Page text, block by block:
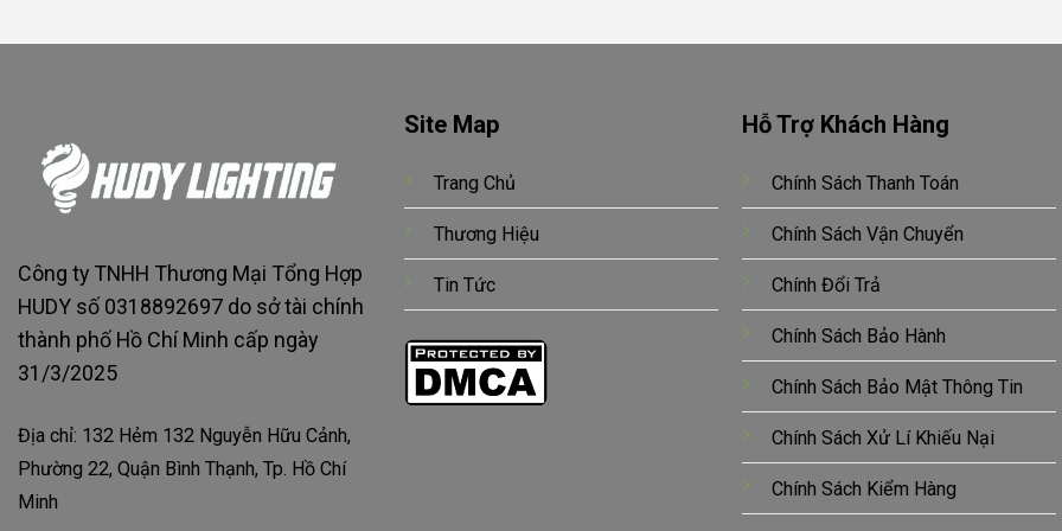
Công ty TNHH Thương Mại Tổng Hợp
HUDY số 0318892697 do sở tài chính
thành phố Hồ Chí Minh cấp ngày
31/3/2025
Địa chỉ: 132 Hẻm 132 Nguyễn Hữu Cảnh,
Phường 22, Quận Bình Thạnh, Tp. Hồ Chí
Minh
Site Map
Trang Chủ
Thương Hiệu
Tin Tức
Hỗ Trợ Khách Hàng
Chính Sách Thanh Toán
Chính Sách Vận Chuyển
Chính Đổi Trả
Chính Sách Bảo Hành
Chính Sách Bảo Mật Thông Tin
Chính Sách Xử Lí Khiếu Nại
Chính Sách Kiểm Hàng